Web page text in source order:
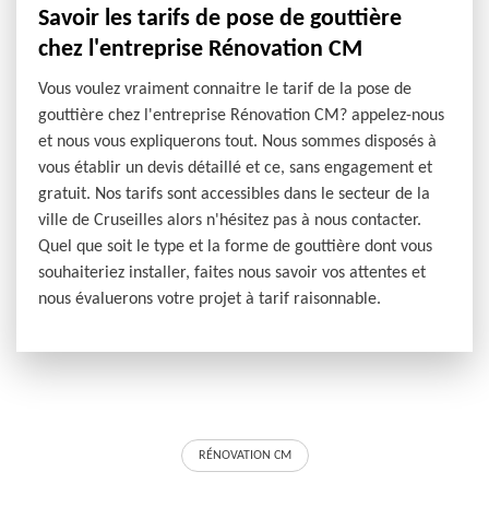
Savoir les tarifs de pose de gouttière
chez l'entreprise Rénovation CM
Vous voulez vraiment connaitre le tarif de la pose de
gouttière chez l'entreprise Rénovation CM? appelez-nous
et nous vous expliquerons tout. Nous sommes disposés à
vous établir un devis détaillé et ce, sans engagement et
gratuit. Nos tarifs sont accessibles dans le secteur de la
ville de Cruseilles alors n'hésitez pas à nous contacter.
Quel que soit le type et la forme de gouttière dont vous
souhaiteriez installer, faites nous savoir vos attentes et
nous évaluerons votre projet à tarif raisonnable.
RÉNOVATION CM